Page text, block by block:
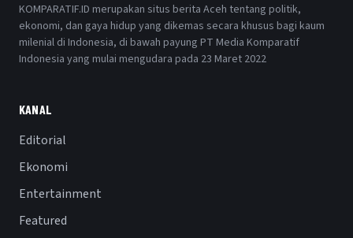
KOMPARATIF.ID merupakan situs berita Aceh tentang politik,
ekonomi, dan gaya hidup yang dikemas secara khusus bagi kaum
milenial di Indonesia, di bawah payung PT Media Komparatif
Indonesia yang mulai mengudara pada 23 Maret 2022
KANAL
Editorial
Ekonomi
Entertainment
Featured